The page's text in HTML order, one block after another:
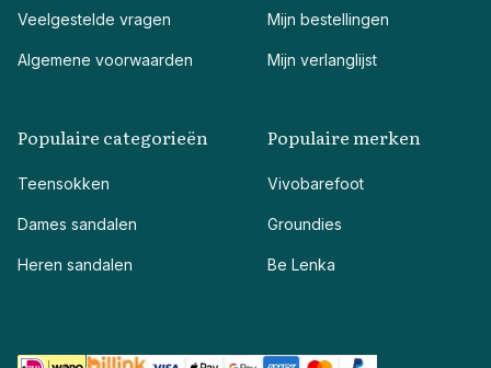
Veelgestelde vragen
Algemene voorwaarden
Mijn bestellingen
Mijn verlanglijst
Populaire categorieën
Teensokken
Dames sandalen
Heren sandalen
Populaire merken
Vivobarefoot
Groundies
Be Lenka